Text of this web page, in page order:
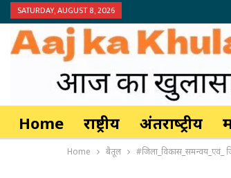
SATURDAY, AUGUST 8, 2026
Home राष्ट्रीय अंतर्राष्‍ट्रीय
Home बैतूल #जिला_विकास_समन्वय_एवं_